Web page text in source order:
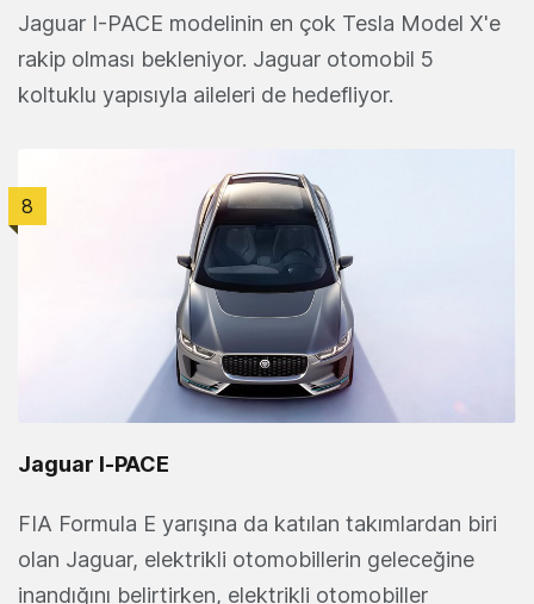
Jaguar I-PACE modelinin en çok Tesla Model X'e
rakip olması bekleniyor. Jaguar otomobil 5
koltuklu yapısıyla aileleri de hedefliyor.
8
Jaguar I‑PACE
FIA Formula E yarışına da katılan takımlardan biri
olan Jaguar, elektrikli otomobillerin geleceğine
inandığını belirtirken, elektrikli otomobiller